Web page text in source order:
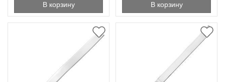
В корзину В корзину